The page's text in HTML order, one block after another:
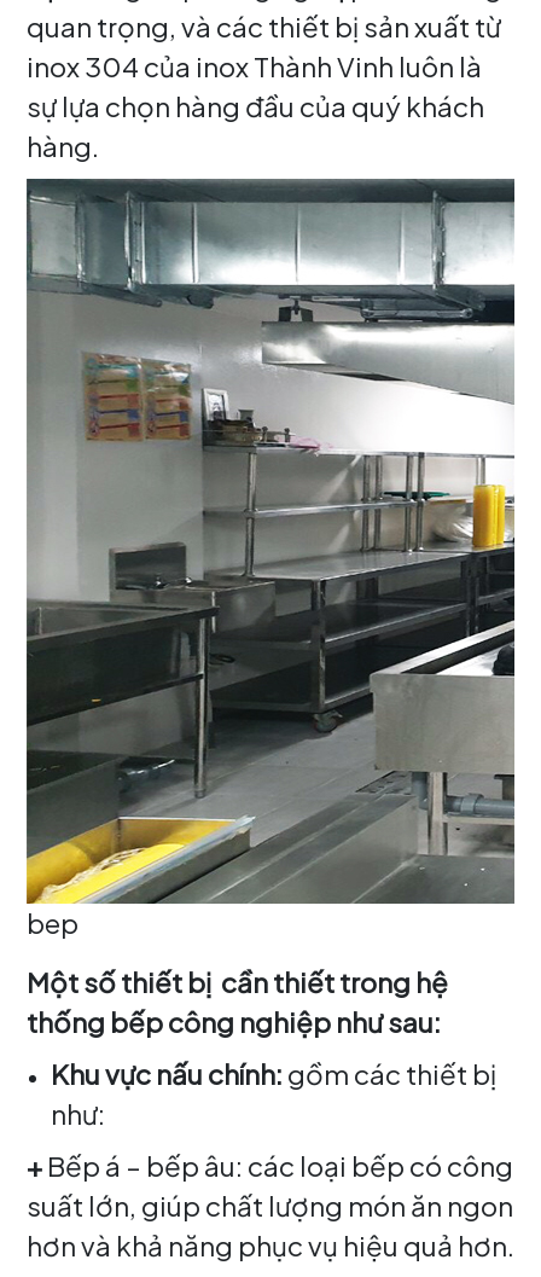
quan trọng, và các thiết bị sản xuất từ
inox 304 của inox Thành Vinh luôn là
sự lựa chọn hàng đầu của quý khách
hàng.
bep
Một số thiết bị cần thiết trong hệ
thống bếp công nghiệp như sau:
Khu vực nấu chính: gồm các thiết bị
như:
+ Bếp á – bếp âu: các loại bếp có công
suất lớn, giúp chất lượng món ăn ngon
hơn và khả năng phục vụ hiệu quả hơn.